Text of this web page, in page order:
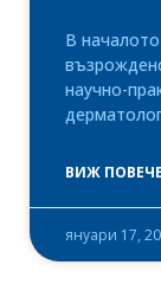
В
научно-
ВИЖ
януари 17,